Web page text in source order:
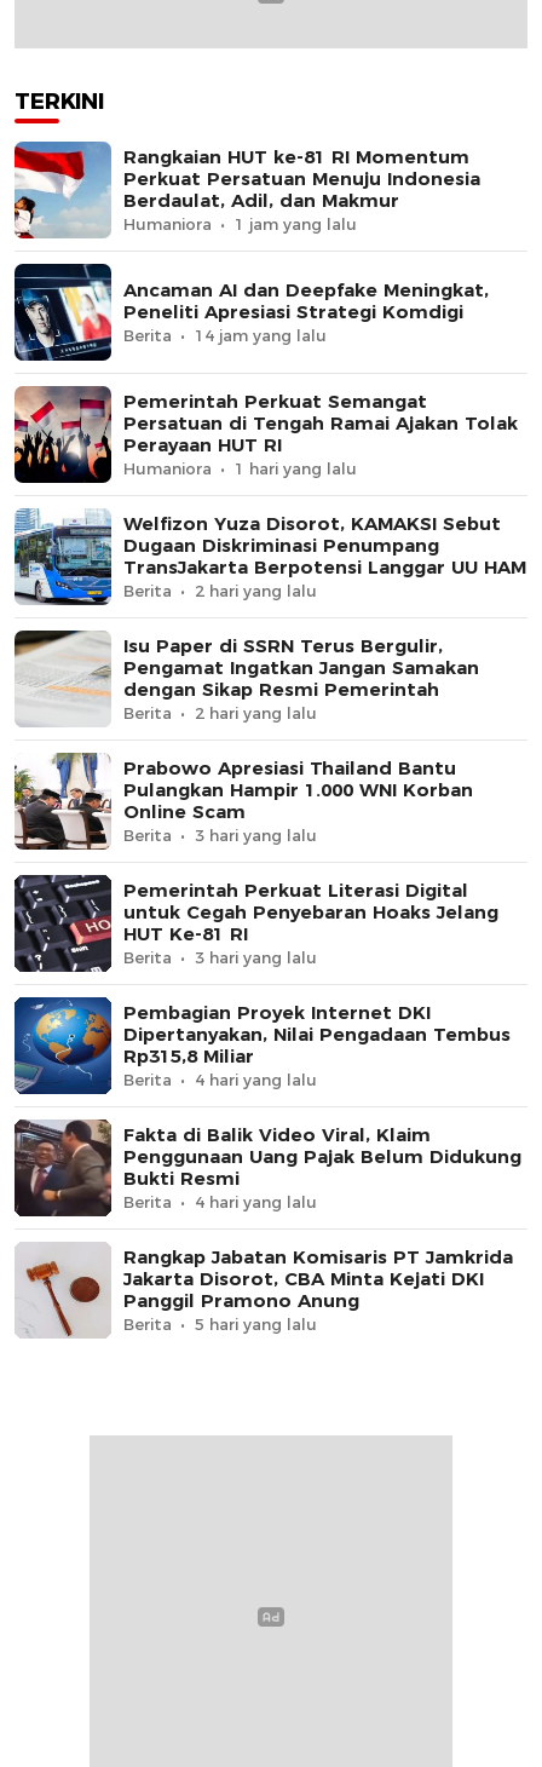
TERKINI
Rangkaian HUT ke-81 RI Momentum
Perkuat Persatuan Menuju Indonesia
Berdaulat, Adil, dan Makmur
Humaniora 1 jam yang lalu
Ancaman AI dan Deepfake Meningkat,
Peneliti Apresiasi Strategi Komdigi
Berita 14 jam yang lalu
Pemerintah Perkuat Semangat
Persatuan di Tengah Ramai Ajakan Tolak
Perayaan HUT RI
Humaniora 1 hari yang lalu
Welfizon Yuza Disorot, KAMAKSI Sebut
Dugaan Diskriminasi Penumpang
TransJakarta Berpotensi Langgar UU HAM
Berita 2 hari yang lalu
Isu Paper di SSRN Terus Bergulir,
Pengamat Ingatkan Jangan Samakan
dengan Sikap Resmi Pemerintah
Berita 2 hari yang lalu
Prabowo Apresiasi Thailand Bantu
Pulangkan Hampir 1.000 WNI Korban
Online Scam
Berita 3 hari yang lalu
Pemerintah Perkuat Literasi Digital
untuk Cegah Penyebaran Hoaks Jelang
HUT Ke-81 RI
Berita 3 hari yang lalu
Pembagian Proyek Internet DKI
Dipertanyakan, Nilai Pengadaan Tembus
Rp315,8 Miliar
Berita 4 hari yang lalu
Fakta di Balik Video Viral, Klaim
Penggunaan Uang Pajak Belum Didukung
Bukti Resmi
Berita 4 hari yang lalu
Rangkap Jabatan Komisaris PT Jamkrida
Jakarta Disorot, CBA Minta Kejati DKI
Panggil Pramono Anung
Berita 5 hari yang lalu